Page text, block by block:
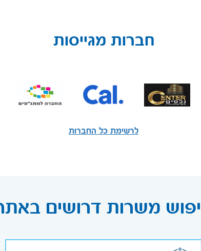
חברות מגייסות
לרשימת כל החברות
משרות דרושים